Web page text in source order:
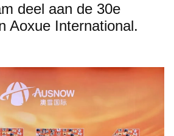
deel aan de 30e
Aoxue International.